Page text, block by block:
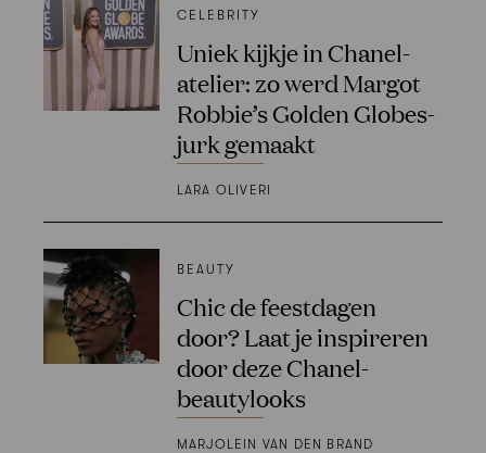
CELEBRITY
Uniek kijkje in Chanel-
atelier: zo werd Margot
Robbie’s Golden Globes-
jurk gemaakt
LARA OLIVERI
BEAUTY
Chic de feestdagen
door? Laat je inspireren
door deze Chanel-
beautylooks
MARJOLEIN VAN DEN BRAND